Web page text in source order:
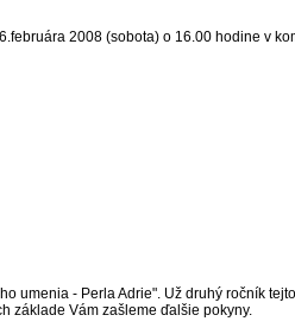
2008 (sobota) o 16.00 hodine v
umenia - Perla Adrie". Už druhý ročník
základe Vám zašleme ďalšie pokyny.